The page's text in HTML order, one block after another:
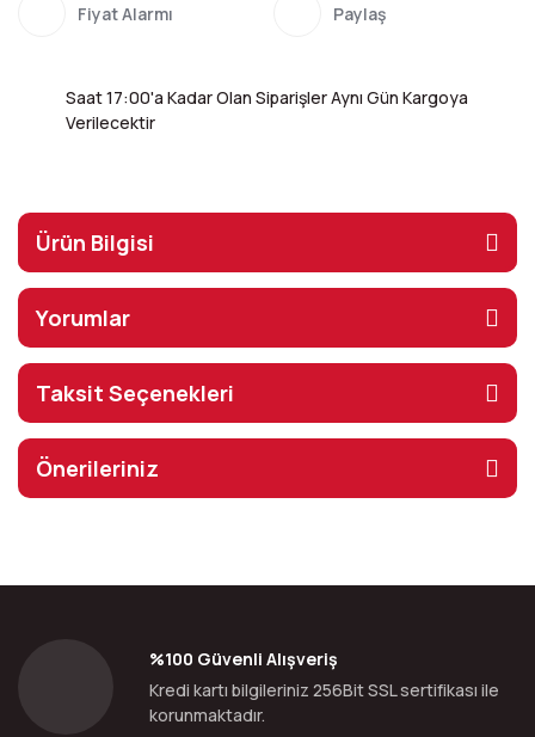
Fiyat Alarmı Paylaş
Saat 17:00'a Kadar Olan Siparişler Aynı Gün Kargoya
Verilecektir
Ürün Bilgisi
Yorumlar
Taksit Seçenekleri
Önerileriniz
%100 Güvenli Alışveriş
Kredi kartı bilgileriniz 256Bit SSL sertifikası ile
korunmaktadır.